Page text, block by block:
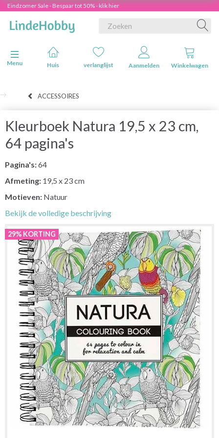
Eindzomer Sale - Bespaar tot 50% - klik hier
Navigatie in-/uitschakelen
Menu
Huis verlanglijst Aanmelden Winkelwagen
ACCESSOIRES
Kleurboek Natura 19,5 x 23 cm,
64 pagina's
Pagina's:64
Afmeting: 19,5 x 23 cm
Motieven: Natuur
Bekijk de volledige beschrijving
29% KORTING